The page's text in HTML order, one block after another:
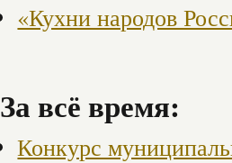
«Кухни народов
За всё время:
Конкурс